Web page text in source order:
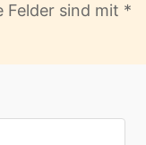
sind mit *